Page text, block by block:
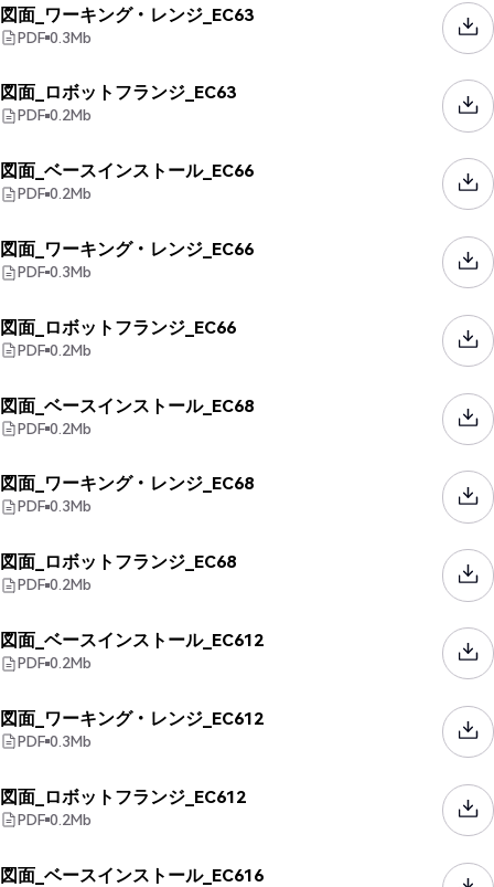
図面_ワーキング・レンジ_EC63
PDF 0.3Mb
図面_ロボットフランジ_EC63
PDF 0.2Mb
図面_ベースインストール_EC66
PDF 0.2Mb
図面_ワーキング・レンジ_EC66
PDF 0.3Mb
図面_ロボットフランジ_EC66
PDF 0.2Mb
図面_ベースインストール_EC68
PDF 0.2Mb
図面_ワーキング・レンジ_EC68
PDF 0.3Mb
図面_ロボットフランジ_EC68
PDF 0.2Mb
図面_ベースインストール_EC612
PDF 0.2Mb
図面_ワーキング・レンジ_EC612
PDF 0.3Mb
図面_ロボットフランジ_EC612
PDF 0.2Mb
図面_ベースインストール_EC616